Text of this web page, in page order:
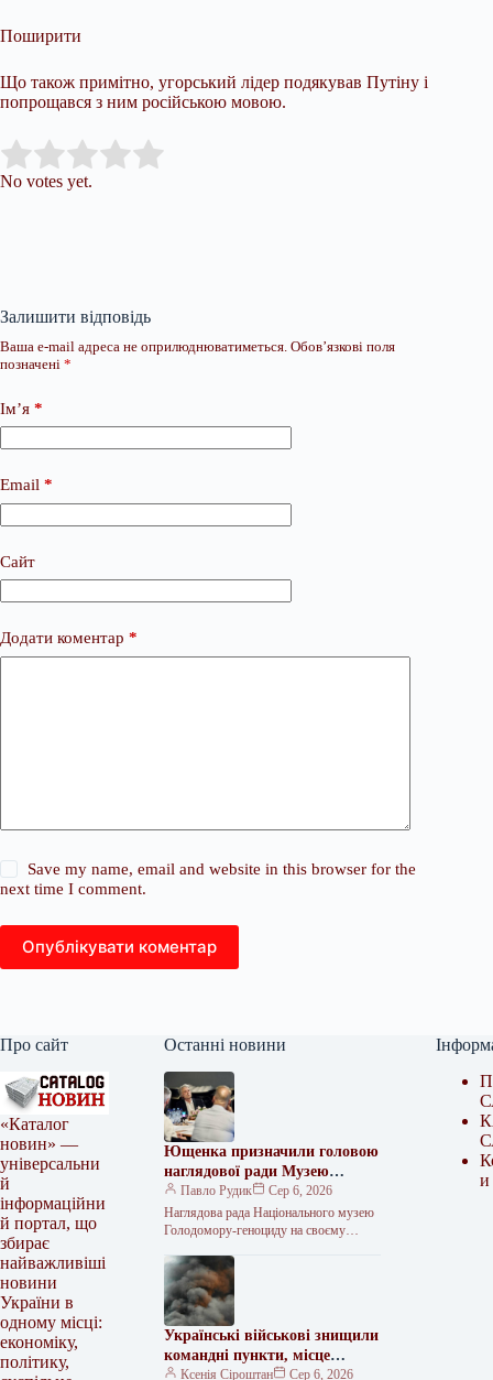
Поширити
Що також примітно, угорський лідер подякував Путіну і
попрощався з ним російською мовою.
Rate this item:
No votes yet.
Залишити відповідь
Ваша e-mail адреса не оприлюднюватиметься. Обов’язкові поля
позначені *
Ім’я *
Email *
Сайт
Додати коментар *
Save my name, email and website in this browser for the
next time I comment.
Опублікувати коментар
Про сайт
«Каталог
новин» —
універсальни
й
інформаційни
й портал, що
збирає
найважливіші
новини
України в
одному місці:
економіку,
політику,
Останні новини
Ющенка призначили головою
наглядової ради Музею
Голодомору
Павло Рудик
Сер 6, 2026
Наглядова рада Національного музею
Голодомору-геноциду на своєму
склад та визначила основні напрями
подальшої роботи. Як передає…
Українські військові знищили
командні пункти, місце
переправи та склад
Ксенія Сіроштан Сер 6, 2026
и